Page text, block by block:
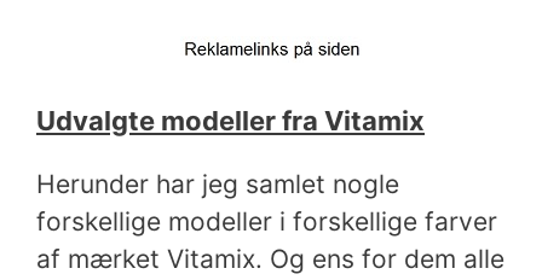
Udvalgte modeller fra Vitamix
Herunder har jeg samlet nogle
forskellige modeller i forskellige farver
af mærket Vitamix. Og ens for dem alle